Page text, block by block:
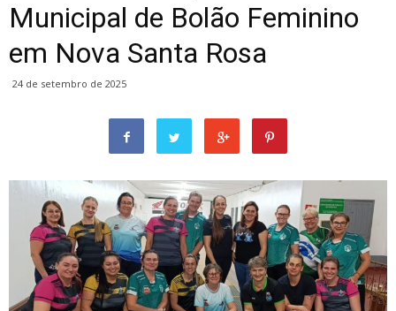
Municipal de Bolão Feminino
em Nova Santa Rosa
24 de setembro de 2025